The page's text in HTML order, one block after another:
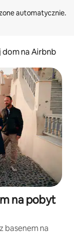
dom na Airbnb
na pobyt
basenem na